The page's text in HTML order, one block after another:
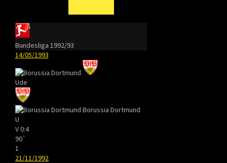
Bundesliga 1992/93
14/05/1993
Ude
Borussia Dortmund
U
V0:4
90`
1
21/11/1992